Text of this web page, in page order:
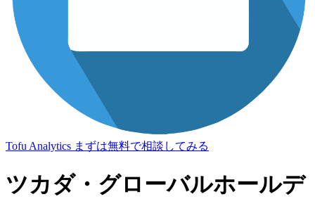
Tofu Analytics まずは無料で相談してみる
ツカダ・グローバルホールデ